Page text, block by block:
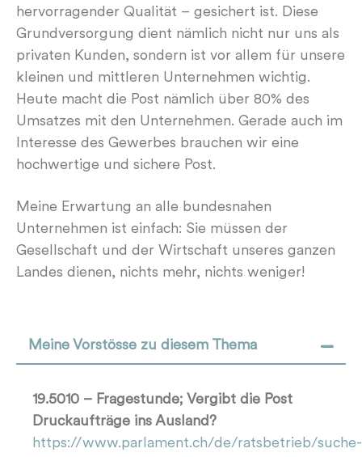
hervorragender Qualität – gesichert ist. Diese
Grundversorgung dient nämlich nicht nur uns als
privaten Kunden, sondern ist vor allem für unsere
kleinen und mittleren Unternehmen wichtig.
Heute macht die Post nämlich über 80% des
Umsatzes mit den Unternehmen. Gerade auch im
Interesse des Gewerbes brauchen wir eine
hochwertige und sichere Post.
Meine Erwartung an alle bundesnahen
Unternehmen ist einfach: Sie müssen der
Gesellschaft und der Wirtschaft unseres ganzen
Landes dienen, nichts mehr, nichts weniger!
Meine Vorstösse zu diesem Thema
19.5010 – Fragestunde; Vergibt die Post
Druckaufträge ins Ausland?
https://www.parlament.ch/de/ratsbetrieb/suche-